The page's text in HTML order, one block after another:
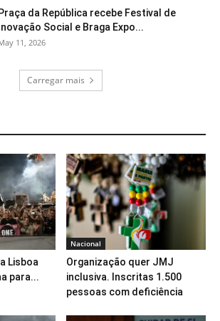
Praça da República recebe Festival de
Inovação Social e Braga Expo...
11, 2026
Carregar mais
Lisboa
para...
Nacional
Organização quer JMJ
inclusiva. Inscritas 1.500
pessoas com deficiência